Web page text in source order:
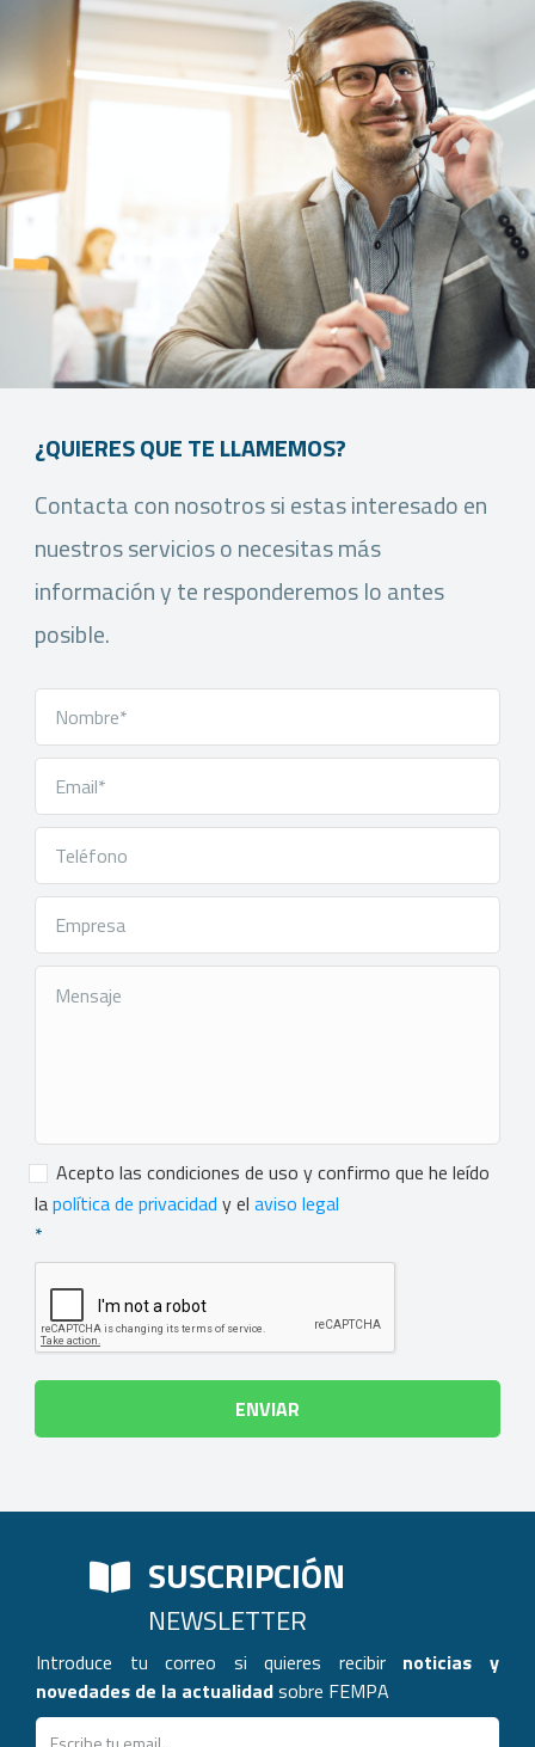
¿QUIERES QUE TE LLAMEMOS?
Contacta con nosotros si estas interesado en
nuestros servicios o necesitas más
información y te responderemos lo antes
posible.
Consentimiento*
Acepto las condiciones de uso y confirmo que he leído
lapolítica de privacidad y el aviso legal
*
SUSCRIPCIÓN
NEWSLETTER
Introduce tu correo si quieres recibir noticias y
novedades de la actualidadsobre FEMPA